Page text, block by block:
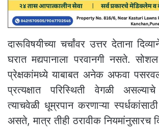
दारूविषयीच्या चर्चांवर उत्तर देताना
घरात मद्यपानाला परवानगी नसते.
प्रेक्षकांमध्ये याबाबत अनेक अफवा
प्रत्यक्षात परिस्थिती वेगळी
त्याचवेळी धूम्रपान करणाऱ्या
असते, मात्र तीही ठरावीक नियमांनुसारच